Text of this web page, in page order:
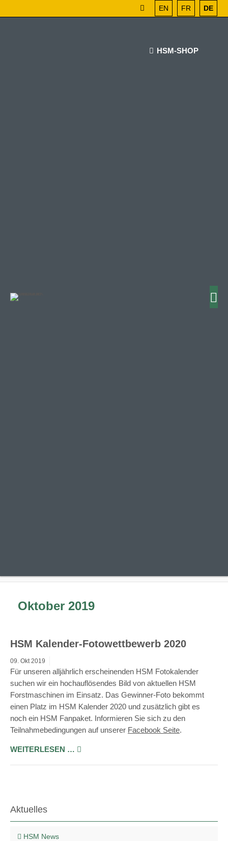
EN FR DE
HSM-SHOP
Oktober 2019
HSM Kalender-Fotowettbewerb 2020
09. Okt 2019
Für unseren alljährlich erscheinenden HSM Fotokalender
suchen wir ein hochauf­lösen­des Bild von aktuellen HSM
Forstmaschinen im Einsatz. Das Gewinner-Foto bekommt
einen Platz im HSM Kalender 2020 und zusätzlich gibt es
noch ein HSM Fanpaket. Informieren Sie sich zu den
Teilnahme­bedingungen auf unserer Facebook Seite.
WEITERLESEN …
Aktuelles
HSM News